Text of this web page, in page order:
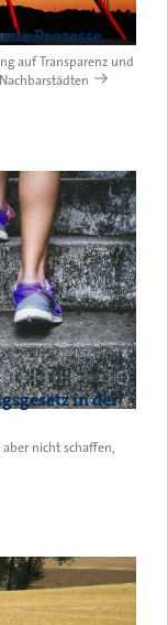
Prozesse
auf Transparenz und
in der
nicht schaffen,